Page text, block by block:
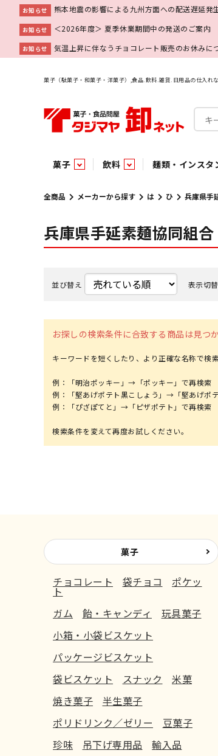
お知らせ 熊本地震の影響による九州方面への配送遅延発
お知らせ ＜2026年度＞ 夏季休業期間中の発送のご案内
お知らせ 気温上昇に伴なうチョコレート販売のお休みに
菓子（駄菓子・和菓子・洋菓子）,食品.飲料.雑貨.日用品の仕入れ
菓子
菓子 パン・生菓子
チョコレート 袋チョコ ポケット
焼き菓子
半生菓子 ポリドリンク
飲料
飲料水 嗜好飲料 チルド飲料・デ
炭酸飲料 濃縮・乳酸・乳飲料 コ
ミキサー飲料
医薬部外品 低アル
麺類・インスタ
麺類 インスタント
乾麺 即席麺 袋 即席麺 カップ パ
調味料 ビン・缶詰 乾物 嗜好
砂糖 甘味料 塩 味噌 醤油
みりん風調味料
香辛料
雑貨 ペット関連 業務用非食品
洗剤 ヘアケア スキンケア 浴用剤
トイレ用品
洗濯用品 小物家具
業務用 業務用非食品
めん類・缶詰・びん詰・惣菜・乾物・そ
特集
駄菓子特集 切って使える！つり下げ
当たり・占い付きのラッキーお菓子
今月の特売
調味料 インスタント ビン・缶詰
青果
ペット関連 雑貨 業務用非
新商品
調味料 インスタント ビン・缶詰
青果
ペット関連 雑貨 業務用非
あ行 か行 さ行 た行 な行
あ い う え お
全商品 メーカーから探す は ひ 兵庫県手
兵庫県手延素麺協同組合
並び替え 表示切替
お探しの検索条件に合致する商品は見つ
キーワードを短くしたり、より正確な名称で検
例：「明治ポッキー」→「ポッキー」で再検索
例：「堅あげポテト黒こしょう」→「堅あげポ
例：「ぴざぽてと」→「ピザポテト」で再検索
菓子
チョコレート 袋チョコ ポケッ
ト
ガム
飴・キャンディ
玩具菓子
小箱・小袋ビスケット
パッケージビスケット
袋ビスケット
スナック
米菓
焼き菓子
半生菓子
ポリドリンク／ゼリー
豆菓子
珍味
吊下げ専用品
輸入品